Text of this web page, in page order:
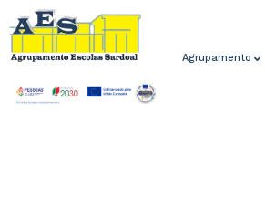
Agrupamento